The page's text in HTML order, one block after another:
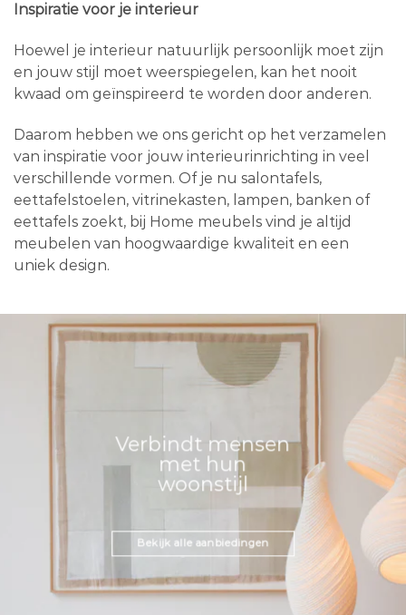
Inspiratie voor je interieur
Hoewel je interieur natuurlijk persoonlijk moet zijn
en jouw stijl moet weerspiegelen, kan het nooit
kwaad om geïnspireerd te worden door anderen.
Daarom hebben we ons gericht op het verzamelen
van inspiratie voor jouw interieurinrichting in veel
verschillende vormen. Of je nu salontafels,
eettafelstoelen, vitrinekasten, lampen, banken of
eettafels zoekt, bij Home meubels vind je altijd
meubelen van hoogwaardige kwaliteit en een
uniek design.
Verbindt mensen
met hun
woonstijl
Bekijk alle aanbiedingen